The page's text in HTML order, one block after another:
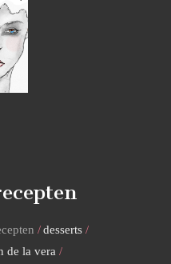
desserts
de la vera